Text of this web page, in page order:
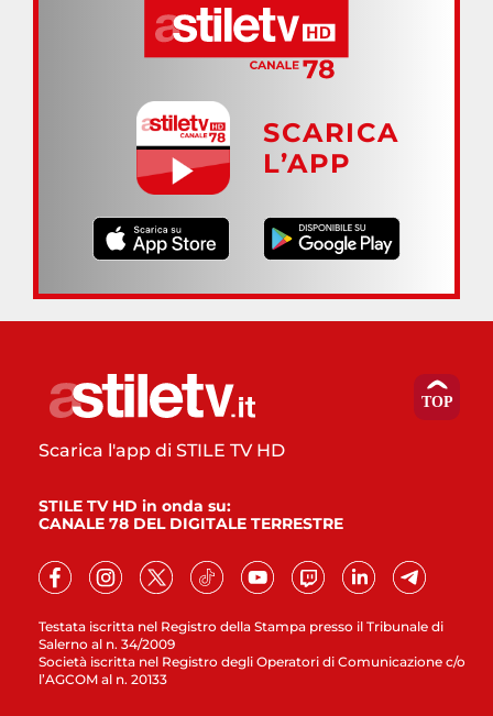
SCARICA
L’APP
Testata iscritta nel Registro della Stampa presso il Tribunale di
Salerno al n. 34/2009
Società iscritta nel Registro degli Operatori di Comunicazione c/o
l’AGCOM al n. 20133
Scarica l'app di STILE TV HD
STILE TV HD in onda su:
CANALE 78 DEL DIGITALE TERRESTRE